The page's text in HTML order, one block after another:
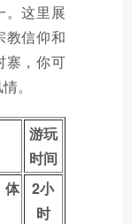
。这里展
教信仰和
寨，你可
。
游玩
时间
体 2小
时